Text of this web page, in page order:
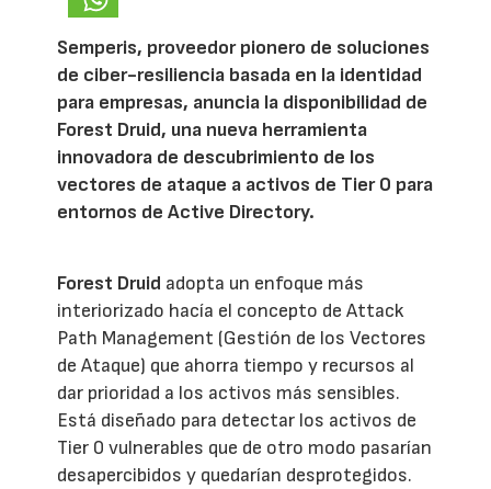
Semperis, proveedor pionero de soluciones
de ciber-resiliencia basada en la identidad
para empresas, anuncia la disponibilidad de
Forest Druid, una nueva herramienta
innovadora de descubrimiento de los
vectores de ataque a activos de Tier 0 para
entornos de Active Directory.
Forest Druid adopta un enfoque más
interiorizado hacía el concepto de Attack
Path Management (Gestión de los Vectores
de Ataque) que ahorra tiempo y recursos al
dar prioridad a los activos más sensibles.
Está diseñado para detectar los activos de
Tier 0 vulnerables que de otro modo pasarían
desapercibidos y quedarían desprotegidos.